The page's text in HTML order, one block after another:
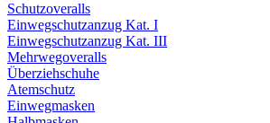
Schutzoveralls
Einwegschutzanzug Kat. I
Einwegschutzanzug Kat. III
Mehrwegoveralls
Überziehschuhe
Atemschutz
Einwegmasken